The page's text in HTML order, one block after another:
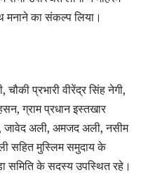
मनाने का संकल्प लिया।
प्रभारी वीरेंद्र सिंह नेगी,
ग्राम प्रधान इस्तखार
जावेद अली, अमजद अली, नसीम
सहित मुस्लिम समुदाय के
समिति के सदस्य उपस्थित रहे।